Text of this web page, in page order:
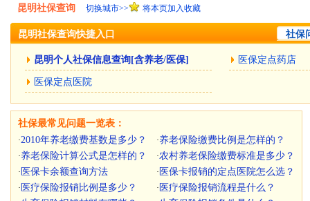
昆明社保查询 切换城市>> 将本页加入收藏
昆明社保查询快捷入口 社保
昆明个人社保信息查询[含养老/医保] 医保定点药店
医保定点医院
社保最常见问题一览表：
·2010年养老缴费基数是多少？ ·养老保险缴费比例是怎样的？
·养老保险计算公式是怎样的？ ·农村养老保险缴费标准是多少？
· 医保卡余额查询方法 · 医保卡报销的定点医院怎么选？
· 医疗保险报销比例是多少？ · 医疗保险报销流程是什么？